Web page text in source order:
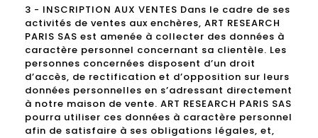
3 - INSCRIPTION AUX VENTES Dans le cadre de ses
activités de ventes aux enchères, ART RESEARCH
PARIS SAS est amenée à collecter des données à
caractère personnel concernant sa clientèle. Les
personnes concernées disposent d’un droit
d’accès, de rectification et d’opposition sur leurs
données personnelles en s’adressant directement
à notre maison de vente. ART RESEARCH PARIS SAS
pourra utiliser ces données à caractère personnel
afin de satisfaire à ses obligations légales, et,